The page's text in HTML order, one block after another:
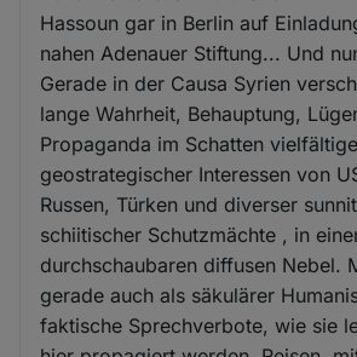
Hassoun gar in Berlin auf
nahen Adenauer Stiftung... Und
Gerade in der Causa Syrien
lange Wahrheit, Behauptung,
Propaganda im Schatten
geostrategischer Interessen von
Russen, Türken und diverser
schiitischer Schutzmächte , in
durchschaubaren diffusen Nebel.
gerade auch als säkulärer
faktische Sprechverbote, wie sie